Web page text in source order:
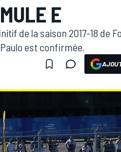
E
de la saison 2017-18 de
est confirmée.